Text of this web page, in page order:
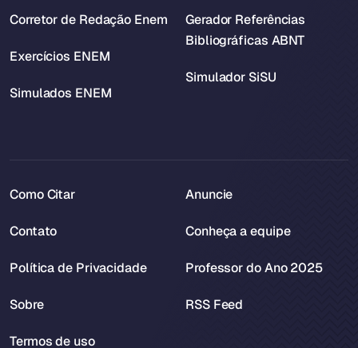
Corretor de Redação Enem
Exercícios ENEM
Simulados ENEM
Gerador Referências
Bibliográficas ABNT
Simulador SiSU
Como Citar
Contato
Política de Privacidade
Sobre
Termos de uso
Anuncie
Conheça a equipe
Professor do Ano 2025
RSS Feed